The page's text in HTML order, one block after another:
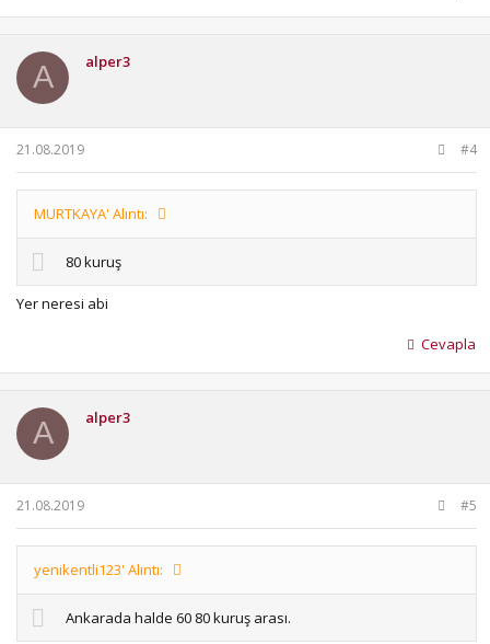
A alper3
21.08.2019 #4
MURTKAYA' Alıntı:
80 kuruş
Yer neresi abi
Cevapla
A alper3
21.08.2019 #5
yenikentli123' Alıntı:
Ankarada halde 60 80 kuruş arası.